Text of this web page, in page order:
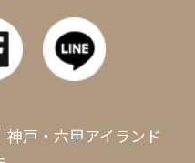
戸・六甲アイランド